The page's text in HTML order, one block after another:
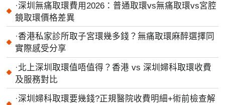
·深圳無痛取環費用2026：普通取環vs無痛取環vs宮腔
鏡取環價格差異
·香港私家診所取子宮環幾多錢？無痛取環麻醉選擇同
實際感受分享
·北上深圳取環值唔值得？香港 vs 深圳婦科取環收費
及服務對比
·深圳婦科取環要幾錢?正規醫院收費明細+術前檢查解